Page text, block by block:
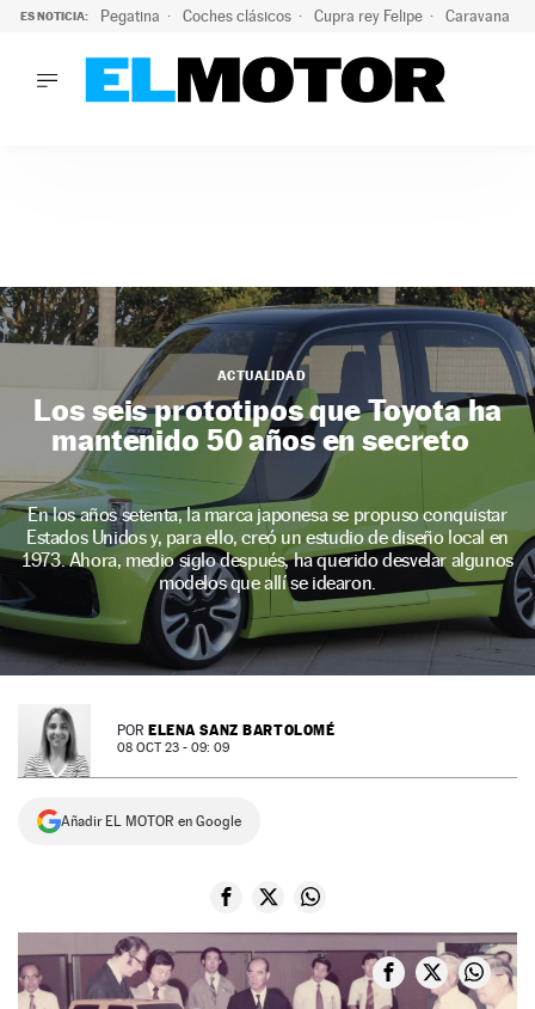
Saltar
al
contenido
ES NOTICIA: Pegatina Coches clásicos Cupra rey Felipe Caravana
VIRALES
PODCAST
SUPERCOCHES
MOTORTV
PREMIOS
SERVICIOS
NEWSLETTER
SÍGUENOS
ACTUALIDAD
Los seis prototipos que Toyota ha
mantenido 50 años en secreto
En los años setenta, la marca japonesa se propuso conquistar
Estados Unidos y, para ello, creó un estudio de diseño local en
1973. Ahora, medio siglo después, ha querido desvelar algunos
modelos que allí se idearon.
POR ELENA SANZ BARTOLOMÉ
08 OCT 23 - 09: 09
Añadir EL MOTOR en Google